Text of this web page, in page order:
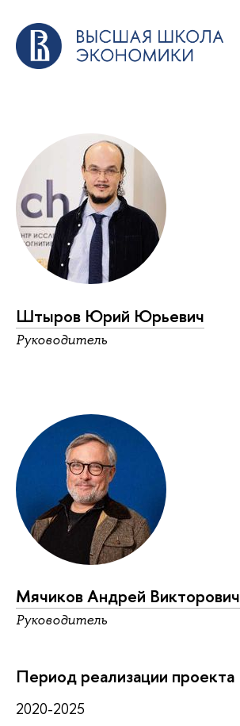
Штыров Юрий Юрьевич
Руководитель
Мячиков Андрей Викторович
Руководитель
Период реализации проекта
2020-2025